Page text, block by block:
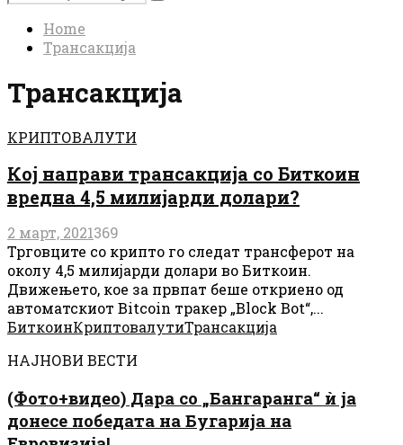
for:
Search
Home
Трансакција
Трансакција
КРИПТОВАЛУТИ
Кој направи трансакција со Биткоин
вредна 4,5 милијарди долари?
2 март, 2021369
Трговците со крипто го следат трансферот на
околу 4,5 милијарди долари во Биткоин.
Движењето, кое за првпат беше откриено од
автоматскиот Bitcoin тракер „Block Bot“,...
БиткоинКриптовалутиТрансакција
НАЈНОВИ ВЕСТИ
(Фото+видео) Дара со „Бангаранга“ ѝ ја
донесе победата на Бугарија на